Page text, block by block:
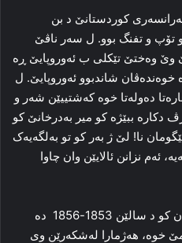
(1802-1868) کو سه‌رانسه‌ری کوردستانێ د بن
تۆپ و تفنگ بوو. ل سه‌ر ناڤێ
وێ وه‌ختێ تێکلی ب ئه‌وروپایێ ڕه‌
خوه‌نده‌ڤان شاندبوو ئه‌وروپایێ. ل
ده‌وله‌تا خوه‌ کەشتییێن شه‌ر و
دکاره‌ ببێژه‌ کو میر به‌درخانێ کو
نا! لێ ژ به‌ر کو تو به‌لگه‌یه‌ک
ئه‌م نزانن ئالایێن وان چاوا
یه‌زدان شێرێ برازییێ میر به‌درخان کو د سالێن 1853-1856 ده‌
خوه‌، هه‌ژمارا له‌شکه‌رێن وی